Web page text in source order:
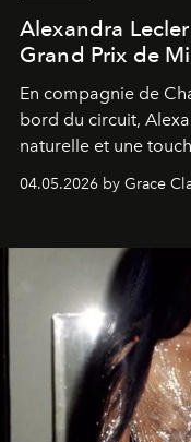
Alexandra
Grand Prix de
En compagnie de
bord du circuit,
naturelle et une
04.05.2026 by Grace